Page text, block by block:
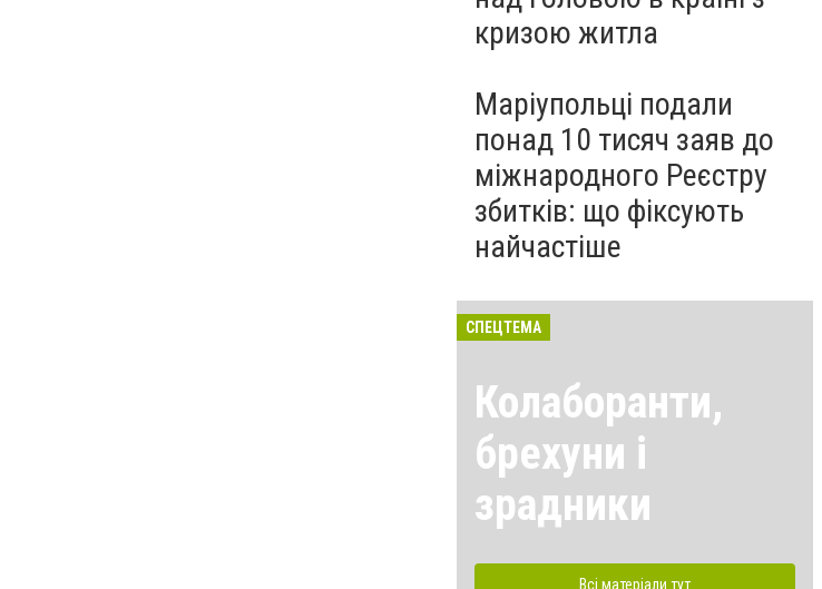
кризою житла
Маріупольці подали
понад 10 тисяч заяв до
міжнародного Реєстру
збитків: що фіксують
найчастіше
СПЕЦТЕМА
Колаборанти,
брехуни і
зрадники
Всі матеріали тут